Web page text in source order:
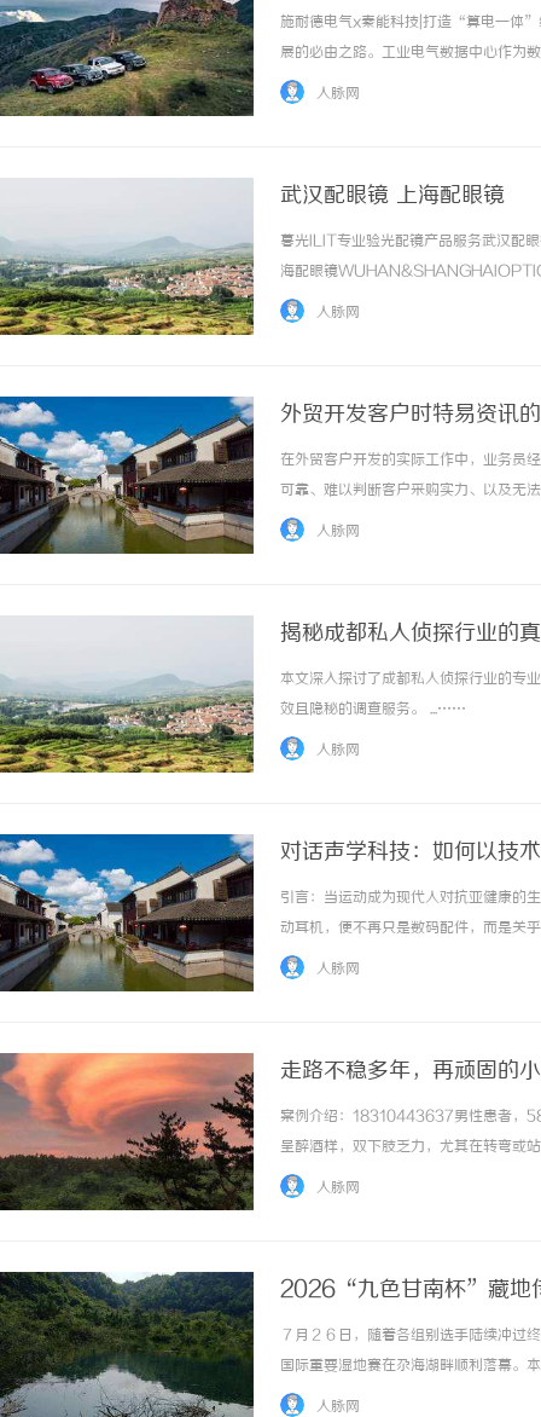
施耐德电气x秦能科技|打造“算电一体
展的必由之路。工业电气数据中心作为
同时，也面临绿色低碳政策带来的转型
人脉网
武汉配眼镜 上海配眼镜
暮光ILIT专业验光配镜产品服务武汉配
海配眼镜
品牌，现于武汉与上海设有4家门店。
人脉网
外贸开发客户时特易资讯
在外贸客户开发的实际工作中，业务员
可靠、难以判断客户采购实力、以及无
据支撑，或者有数据但不知道如何利用
人脉网
揭秘成都私人侦探行业的
本文深入探讨了成都私人侦探行业的专
效且隐秘的调查服务。 ...……
人脉网
对话声学科技：如何以技
引言：当运动成为现代人对抗亚健康的
动耳机，便不再只是数码配件，而是关
正能平衡音质、舒适度与专业级防水的
人脉网
走路不稳多年，再顽固的
案例介绍：18310443637男性患者，
呈醉酒样，双下肢乏力，尤其在转弯或
清，呈吟诗样语言，写字时字迹越写越
人脉网
2026“九色甘南杯”藏地
７月２６日，随着各组别选手陆续冲
国际重要湿地赛在尕海湖畔顺利落幕。
等多元高原景观，百余名专业车手与骑
人脉网